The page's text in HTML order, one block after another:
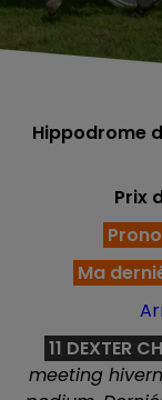
Hippodrome
Prix
Ma
11 DEXTER
meeting